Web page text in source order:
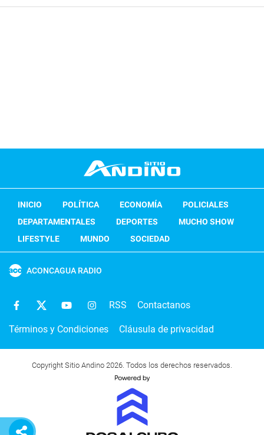
INICIO POLÍTICA ECONOMÍA
POLICIALES
DEPARTAMENTALES
DEPORTES
MUCHO SHOW
LIFESTYLE
MUNDO SOCIEDAD
ACONCAGUA RADIO
RSS Contactanos
Términos y Condiciones Cláusula de privacidad
Copyright Sitio Andino 2026. Todos los derechos reservados.